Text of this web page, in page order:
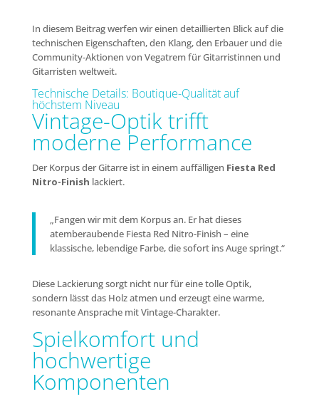
In diesem Beitrag werfen wir einen detaillierten Blick auf die
technischen Eigenschaften, den Klang, den Erbauer und die
Community-Aktionen von Vegatrem für Gitarristinnen und
Gitarristen weltweit.
Technische Details: Boutique-Qualität auf
höchstem Niveau
Vintage-Optik trifft
moderne Performance
Der Korpus der Gitarre ist in einem auffälligen Fiesta Red
Nitro-Finish lackiert.
„Fangen wir mit dem Korpus an. Er hat dieses
atemberaubende Fiesta Red Nitro-Finish – eine
klassische, lebendige Farbe, die sofort ins Auge springt.“
Diese Lackierung sorgt nicht nur für eine tolle Optik,
sondern lässt das Holz atmen und erzeugt eine warme,
resonante Ansprache mit Vintage-Charakter.
Spielkomfort und
hochwertige
Komponenten